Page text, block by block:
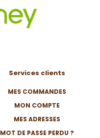
Services clients
MES COMMANDES
MON COMPTE
MES ADRESSES
MOT DE PASSE PERDU ?